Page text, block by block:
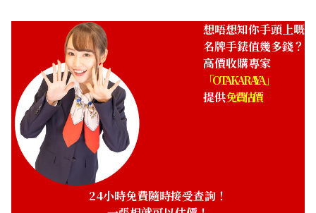
Breguet Heritage
Tonneau Large Date
5480BA/12/996
參考回收價
ASK
收購日期: 2026年4月
Breguet Classic
Chronograph Column
Wheel 5247BB/29/9V6
參考回收價
接近全新
只用過幾次，沒有劃痕
幾乎無明顯劃痕或
需要仔細觀察才能發現的細微劃痕
有劃痕或污漬
一眼就能看到劃痕或污漬，或是缺少
部分部件
故障
原因不明，但手錶不再運行，或是壞
掉了
電池耗盡
想唔想知你手頭上嘅
名牌手錶值幾多錢？
高價收購專家
「OTAKARAYA」
提供免費估價
24小時免費隨時接受查詢！